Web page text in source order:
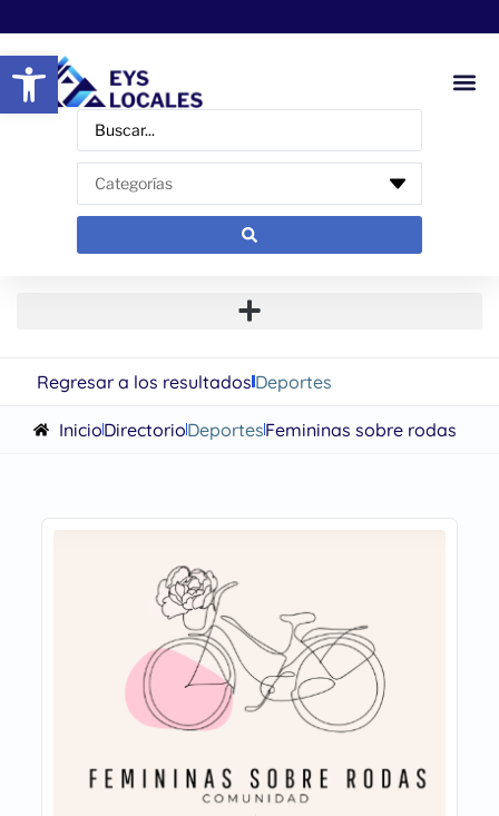
Abrir barra de herramientas
Regresar a los resultadosDeportes
InicioDirectorioDeportesFemininas sobre rodas